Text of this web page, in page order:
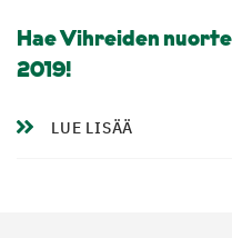
Hae Vihreiden
2019!
LUE LISÄÄ